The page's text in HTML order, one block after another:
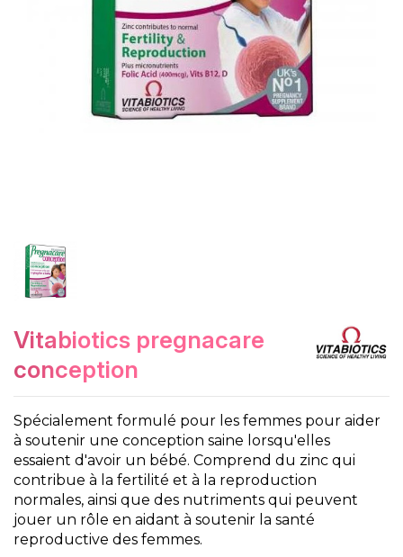
vitabiotics pregnacare
conception
Spécialement formulé pour les femmes pour aider
à soutenir une conception saine lorsqu'elles
essaient d'avoir un bébé. Comprend du zinc qui
contribue à la fertilité et à la reproduction
normales, ainsi que des nutriments qui peuvent
jouer un rôle en aidant à soutenir la santé
reproductive des femmes.